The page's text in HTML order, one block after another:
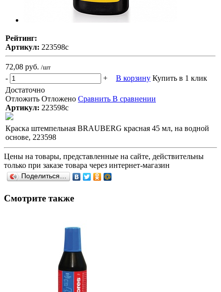
Рейтинг:
Артикул: 223598с
72,08 руб. /шт
- + В корзину Купить в 1 клик
Достаточно
Отложить Отложено Сравнить В сравнении
Артикул: 223598с
Краска штемпельная BRAUBERG красная 45 мл, на водной
основе, 223598
Цены на товары, представленные на сайте, действительны
только при заказе товара через интернет-магазин
Поделиться…
Смотрите также